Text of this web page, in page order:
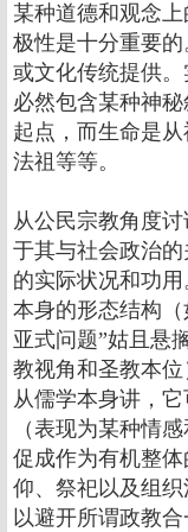
某种道德和观念
极性是十分重要
或文化传统提供
必然包含某种神
起点，而生命是
法祖等等。
从公民宗教角度
于其与社会政治
的实际状况和功
本身的形态结构
亚式问题”姑且悬
教视角和圣教本位
从儒学本身讲，
（表现为某种情
促成作为有机整
仰、祭祀以及组
以避开所谓政教